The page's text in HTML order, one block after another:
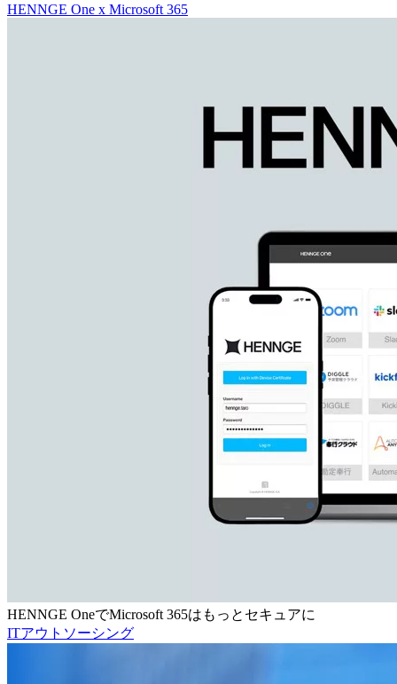
HENNGE One x Microsoft 365
HENNGE OneでMicrosoft 365はもっとセキュアに
ITアウトソーシング